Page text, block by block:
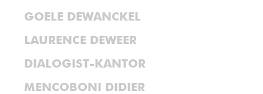
GOELE DEWANCKEL
LAURENCE DEWEER
DIALOGIST-KANTOR
MENCOBONI DIDIER